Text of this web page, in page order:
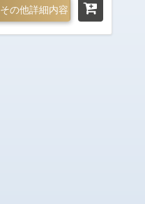
その他詳細内容